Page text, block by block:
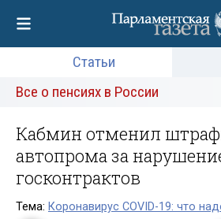
Статьи
Все о пенсиях в России
Кабмин отменил
автопрома за
госконтрактов
Тема: Коронавирус COVID-19: что